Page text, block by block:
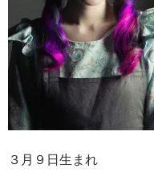
３月９日生まれ